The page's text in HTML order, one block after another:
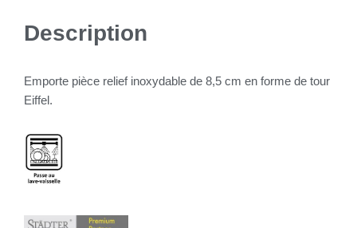
Description
Emporte pièce relief inoxydable de 8,5 cm en forme de tour
Eiffel.